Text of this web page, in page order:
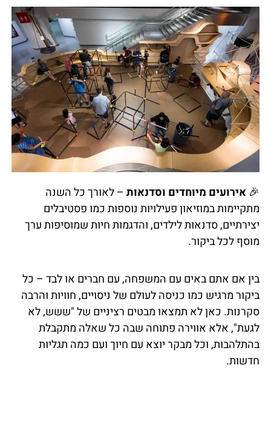
🎉 אירועים מיוחדים וסדנאות– לאורך כל השנה
מתקיימות במוזיאון פעילויות נוספות כמו פסטיבלים
יצירתיים, סדנאות לילדים, והדגמות חיות שמוסיפות ערך
מוסף לכל ביקור.
בין אם אתם באים עם המשפחה, עם חברים או לבד – כל
ביקור מרגיש כמו כניסה לעולם של ניסויים, חוויות והרבה
סקרנות. כאן לא תמצאו מבטים רציניים של "ששש, לא
לגעת", אלא אווירה פתוחה שבה כל שאלה מתקבלת
בהתלהבות, וכל מבקר יוצא עם חיוך ועם כמה תגליות
חדשות.